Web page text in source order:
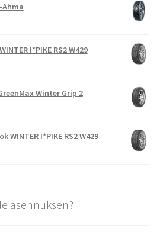
Ahma
I*PIKE RS2 W429
Winter Grip 2
WINTER I*PIKE RS2 W429
asennuksen?